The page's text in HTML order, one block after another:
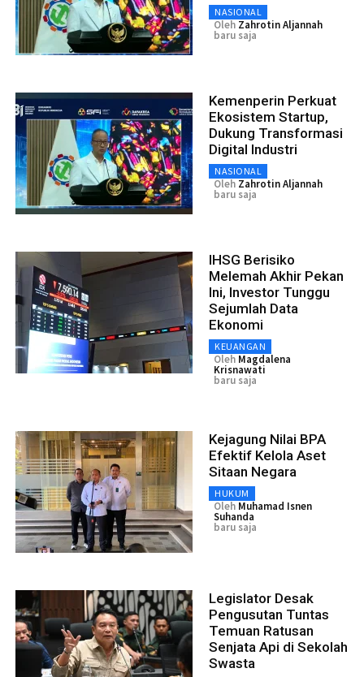
NASIONAL
Oleh Zahrotin Aljannah
baru saja
Kemenperin Perkuat
Ekosistem Startup,
Dukung Transformasi
Digital Industri
NASIONAL
Oleh Zahrotin Aljannah
baru saja
IHSG Berisiko
Melemah Akhir Pekan
Ini, Investor Tunggu
Sejumlah Data
Ekonomi
KEUANGAN
Oleh Magdalena
Krisnawati
baru saja
Kejagung Nilai BPA
Efektif Kelola Aset
Sitaan Negara
HUKUM
Oleh Muhamad Isnen
Suhanda
baru saja
Legislator Desak
Pengusutan Tuntas
Temuan Ratusan
Senjata Api di Sekolah
Swasta